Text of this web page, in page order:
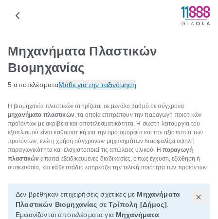
Μηχανήματα Πλαστικών
Βιομηχανίας
5 αποτελέσματαΜάθε για την ταξινόμηση
Η βιομηχανία πλαστικών στηρίζεται σε μεγάλο βαθμό σε σύγχρονα
μηχανήματα πλαστικών, τα οποία επιτρέπουν την παραγωγή ποιοτικών
προϊόντων με ακρίβεια και αποτελεσματικότητα. Η σωστή λειτουργία του
εξοπλισμού είναι καθοριστική για την ομοιομορφία και την αξιοπιστία των
προϊόντων, ενώ η χρήση σύγχρονων μηχανημάτων διασφαλίζει υψηλή
παραγωγικότητα και ελαχιστοποιεί τις απώλειες υλικού. Η παραγωγή
πλαστικών απαιτεί εξειδικευμένες διαδικασίες, όπως έγχυση, εξώθηση ή
συσκευασία, και κάθε στάδιο επηρεάζει την τελική ποιότητα των προϊόντων.
Δεν βρέθηκαν επιχειρήσεις σχετικές με Μηχανήματα
Πλαστικών Βιομηχανίας σεΤρίπολη [Δήμος]
Εμφανίζονται αποτελέσματα για Μηχανήματα